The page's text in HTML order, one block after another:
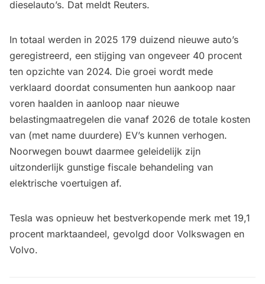
dieselauto’s. Dat meldt Reuters.
In totaal werden in 2025 179 duizend nieuwe auto’s
geregistreerd, een stijging van ongeveer 40 procent
ten opzichte van 2024. Die groei wordt mede
verklaard doordat consumenten hun aankoop naar
voren haalden in aanloop naar nieuwe
belastingmaatregelen die vanaf 2026 de totale kosten
van (met name duurdere) EV’s kunnen verhogen.
Noorwegen bouwt daarmee geleidelijk zijn
uitzonderlijk gunstige fiscale behandeling van
elektrische voertuigen af.
Tesla was opnieuw het bestverkopende merk met 19,1
procent marktaandeel, gevolgd door Volkswagen en
Volvo.